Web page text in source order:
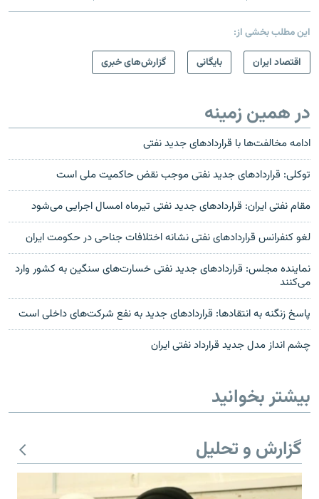
این مطلب بخشی از:
اقتصاد ایران
بایگانی گزارش‌های خبری
در همین زمینه
ادامه مخالفت‌ها با قراردادهای جدید نفتی
توکلی: قراردادهای جدید نفتی موجب نقض حاکمیت ملی است
مقام نفتی ایران: قراردادهای جدید نفتی تیرماه امسال اجرایی می‌شود
لغو کنفرانس قراردادهای نفتی نشانه اختلافات جناحی در حکومت ايران
نماینده مجلس: قراردادهای جدید نفتی خسارت‌های سنگین به کشور وارد
می‌کنند
پاسخ زنگنه به انتقادها: قراردادهای جدید به نفع شرکت‌های داخلی است
چشم انداز مدل جدید قرارداد نفتی ایران
بیشتر بخوانید
گزارش و تحلیل